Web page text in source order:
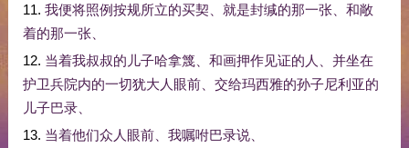
11. 我便将照例按规所立的买契 就是封缄的那一张、 和敞
着的那一张、
12. 当着我叔叔的 儿子哈拿篾 和画押作见证的 人 并坐在
护卫兵院内的一切犹大人 眼前、 交给玛西雅的孙子尼利亚的
儿子巴录、
13. 当着他们众人 眼前、 我嘱咐巴录说、